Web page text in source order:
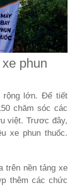
phun
rộng lớn. Để tiết
chăm sóc các
việt. Trươc đây,
xe phun thuốc.
trên nền tảng xe
thêm các chức